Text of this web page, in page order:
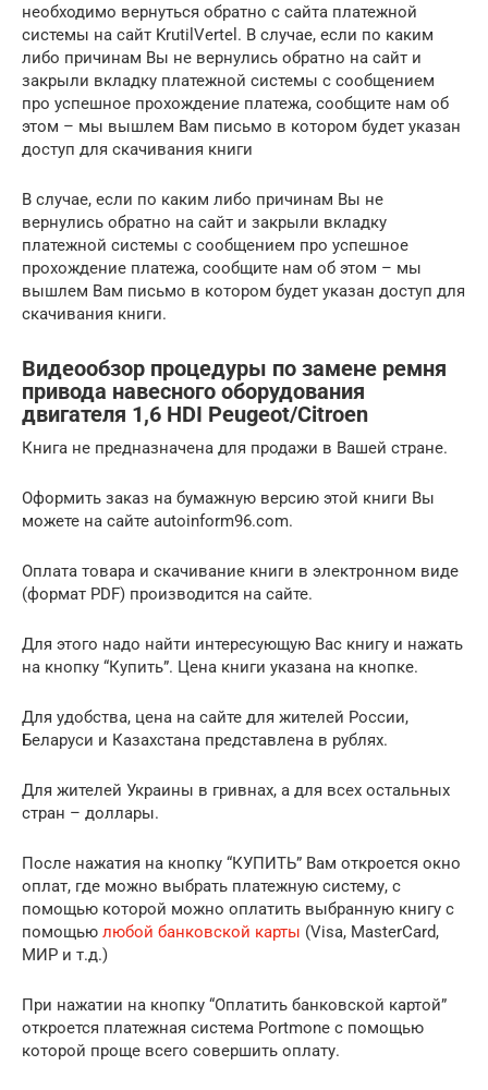
необходимо вернуться обратно с сайта платежной
системы на сайт KrutilVertel. В случае, если по каким
либо причинам Вы не вернулись обратно на сайт и
закрыли вкладку платежной системы с сообщением
про успешное прохождение платежа, сообщите нам об
этом – мы вышлем Вам письмо в котором будет указан
доступ для скачивания книги
В случае, если по каким либо причинам Вы не
вернулись обратно на сайт и закрыли вкладку
платежной системы с сообщением про успешное
прохождение платежа, сообщите нам об этом – мы
вышлем Вам письмо в котором будет указан доступ для
скачивания книги.
Видеообзор процедуры по замене ремня
привода навесного оборудования
двигателя 1,6 HDI Peugeot/Citroen
Книга не предназначена для продажи в Вашей стране.
Оформить заказ на бумажную версию этой книги Вы
можете на сайте autoinform96.com.
Оплата товара и скачивание книги в электронном виде
(формат PDF) производится на сайте.
Для этого надо найти интересующую Вас книгу и нажать
на кнопку “Купить”. Цена книги указана на кнопке.
Для удобства, цена на сайте для жителей России,
Беларуси и Казахстана представлена в рублях.
Для жителей Украины в гривнах, а для всех остальных
стран – доллары.
После нажатия на кнопку “КУПИТЬ” Вам откроется окно
оплат, где можно выбрать платежную систему, с
помощью которой можно оплатить выбранную книгу с
помощью любой банковской карты (Visa, MasterCard,
МИР и т.д.)
При нажатии на кнопку “Оплатить банковской картой”
откроется платежная система Portmone с помощью
которой проще всего совершить оплату.